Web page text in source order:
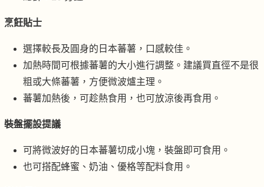
烹飪貼士
選擇較長及圓身的日本蕃薯，口感較佳。
加熱時間可根據蕃薯的大小進行調整。建議買直徑不是很
粗或大條蕃薯，方便微波爐主理。
蕃薯加熱後，可趁熱食用，也可放涼後再食用。
裝盤擺設提議
可將微波好的日本蕃薯切成小塊，裝盤即可食用。
也可搭配蜂蜜、奶油、優格等配料食用。